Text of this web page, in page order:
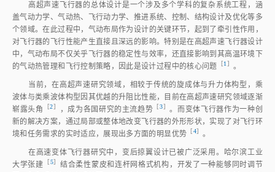
高超声速飞行器的总体设计是一个涉及多个学科的复杂系统工程，涵
盖气动力学、气动热、飞行动力学、推进系统、控制、结构设计及优化等多
个领域。在此过程中，气动布局作为设计的关键环节，起到了牵引性作用，
对飞行器的飞行性能产生直接且深远的影响。特别是在高超声速飞行器设计
中，气动布局不仅关乎飞行器的稳定性与效率，还直接影响到其高温环境下
的气动热管理和飞行控制策略，因此是设计过程中的核心问题 ［1］ 。
当前，在高超声速研究领域，相较于传统的旋成体与升力体构型，乘
波体与类乘波体构型因其优越的升阻比性能，目前在高超声速研究领域逐渐
崭露头角 ［2］ ，成为各国研究的主流趋势 ［3］ 。而变体飞行器作为一种创
新的解决方案，通过局部或整体地改变飞行器的外形形状，实现了对飞行环
境和任务需求的实时适应，展现出多方面的明显优势 ［4］ 。
在高速变体飞行器研究中，变后掠翼设计已被广泛采用。哈尔滨工业
大学张建 ［5］ 结合柔性蒙皮和连杆网格式机构，开发了一种能够同时调节